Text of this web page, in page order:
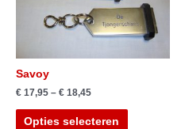
Savoy
€ 17,95 – € 18,45
Opties selecteren